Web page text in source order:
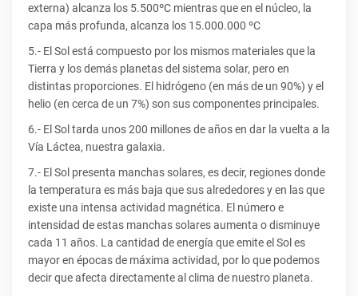
externa) alcanza los 5.500ºC mientras que en el núcleo, la
capa más profunda, alcanza los 15.000.000 ºC
5.- El Sol está compuesto por los mismos materiales que la
Tierra y los demás planetas del sistema solar, pero en
distintas proporciones. El hidrógeno (en más de un 90%) y el
helio (en cerca de un 7%) son sus componentes principales.
6.- El Sol tarda unos 200 millones de años en dar la vuelta a la
Vía Láctea, nuestra galaxia.
7.- El Sol presenta manchas solares, es decir, regiones donde
la temperatura es más baja que sus alrededores y en las que
existe una intensa actividad magnética. El número e
intensidad de estas manchas solares aumenta o disminuye
cada 11 años. La cantidad de energía que emite el Sol es
mayor en épocas de máxima actividad, por lo que podemos
decir que afecta directamente al clima de nuestro planeta.